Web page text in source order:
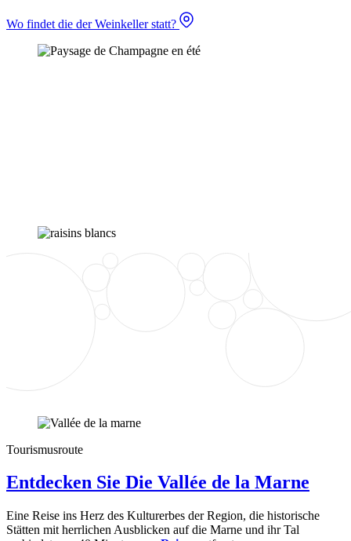
Wo findet die der Weinkeller statt?
Tourismusroute
Entdecken Sie Die Vallée de la Marne
Eine Reise ins Herz des Kulturerbes der Region, die historische
Stätten mit herrlichen Ausblicken auf die Marne und ihr Tal